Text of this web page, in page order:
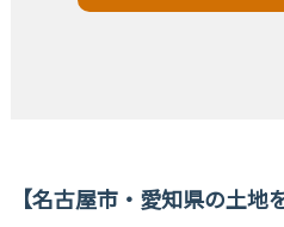
名古屋市・愛知県の土地